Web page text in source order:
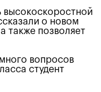
высокоскоростной
о новом
также позволяет
вопросов
студент